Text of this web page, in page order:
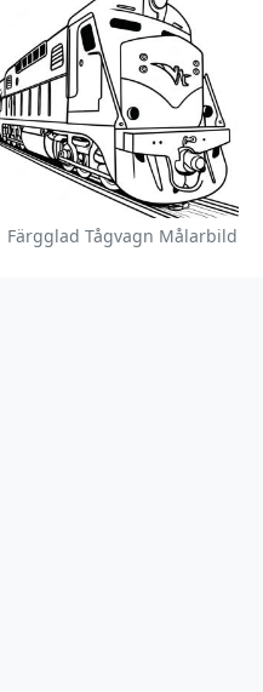
Färgglad Tågvagn Målarbild